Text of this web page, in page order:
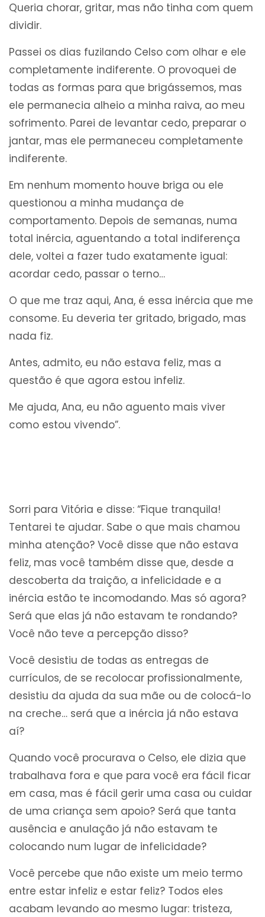
Queria chorar, gritar, mas não tinha com quem
dividir.
Passei os dias fuzilando Celso com olhar e ele
completamente indiferente. O provoquei de
todas as formas para que brigássemos, mas
ele permanecia alheio a minha raiva, ao meu
sofrimento. Parei de levantar cedo, preparar o
jantar, mas ele permaneceu completamente
indiferente.
Em nenhum momento houve briga ou ele
questionou a minha mudança de
comportamento. Depois de semanas, numa
total inércia, aguentando a total indiferença
dele, voltei a fazer tudo exatamente igual:
acordar cedo, passar o terno…
O que me traz aqui, Ana, é essa inércia que me
consome. Eu deveria ter gritado, brigado, mas
nada fiz.
Antes, admito, eu não estava feliz, mas a
questão é que agora estou infeliz.
Me ajuda, Ana, eu não aguento mais viver
como estou vivendo”.
Sorri para Vitória e disse: “Fique tranquila!
Tentarei te ajudar. Sabe o que mais chamou
minha atenção? Você disse que não estava
feliz, mas você também disse que, desde a
descoberta da traição, a infelicidade e a
inércia estão te incomodando. Mas só agora?
Será que elas já não estavam te rondando?
Você não teve a percepção disso?
Você desistiu de todas as entregas de
currículos, de se recolocar profissionalmente,
desistiu da ajuda da sua mãe ou de colocá-lo
na creche… será que a inércia já não estava
aí?
Quando você procurava o Celso, ele dizia que
trabalhava fora e que para você era fácil ficar
em casa, mas é fácil gerir uma casa ou cuidar
de uma criança sem apoio? Será que tanta
ausência e anulação já não estavam te
colocando num lugar de infelicidade?
Você percebe que não existe um meio termo
entre estar infeliz e estar feliz? Todos eles
acabam levando ao mesmo lugar: tristeza,